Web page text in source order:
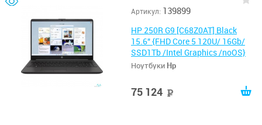
Артикул: 139899
HP 250R G9 [C68Z0AT] Black
15.6" {FHD Core 5 120U/ 16Gb/
SSD1Tb /Intel Graphics /noOS}
Ноутбуки Hp
75 124